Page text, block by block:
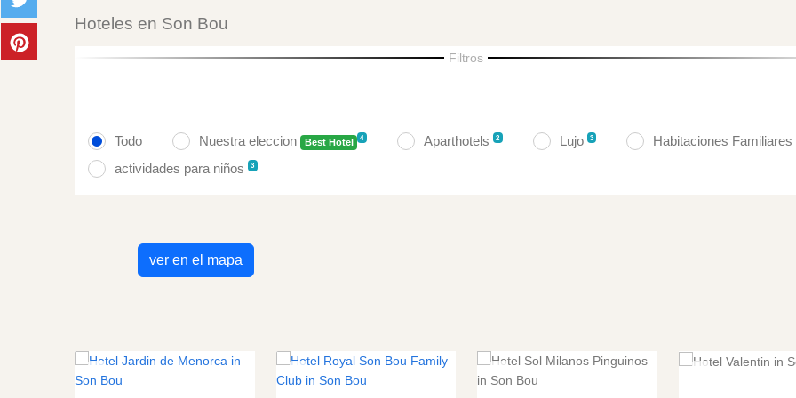
Hoteles en Son Bou
Filtros
Todo Nuestra eleccion Best Hotel 4 Aparthotels 2 Lujo 3
Habitaciones Familiares
actividades para niños
3
ver en el mapa